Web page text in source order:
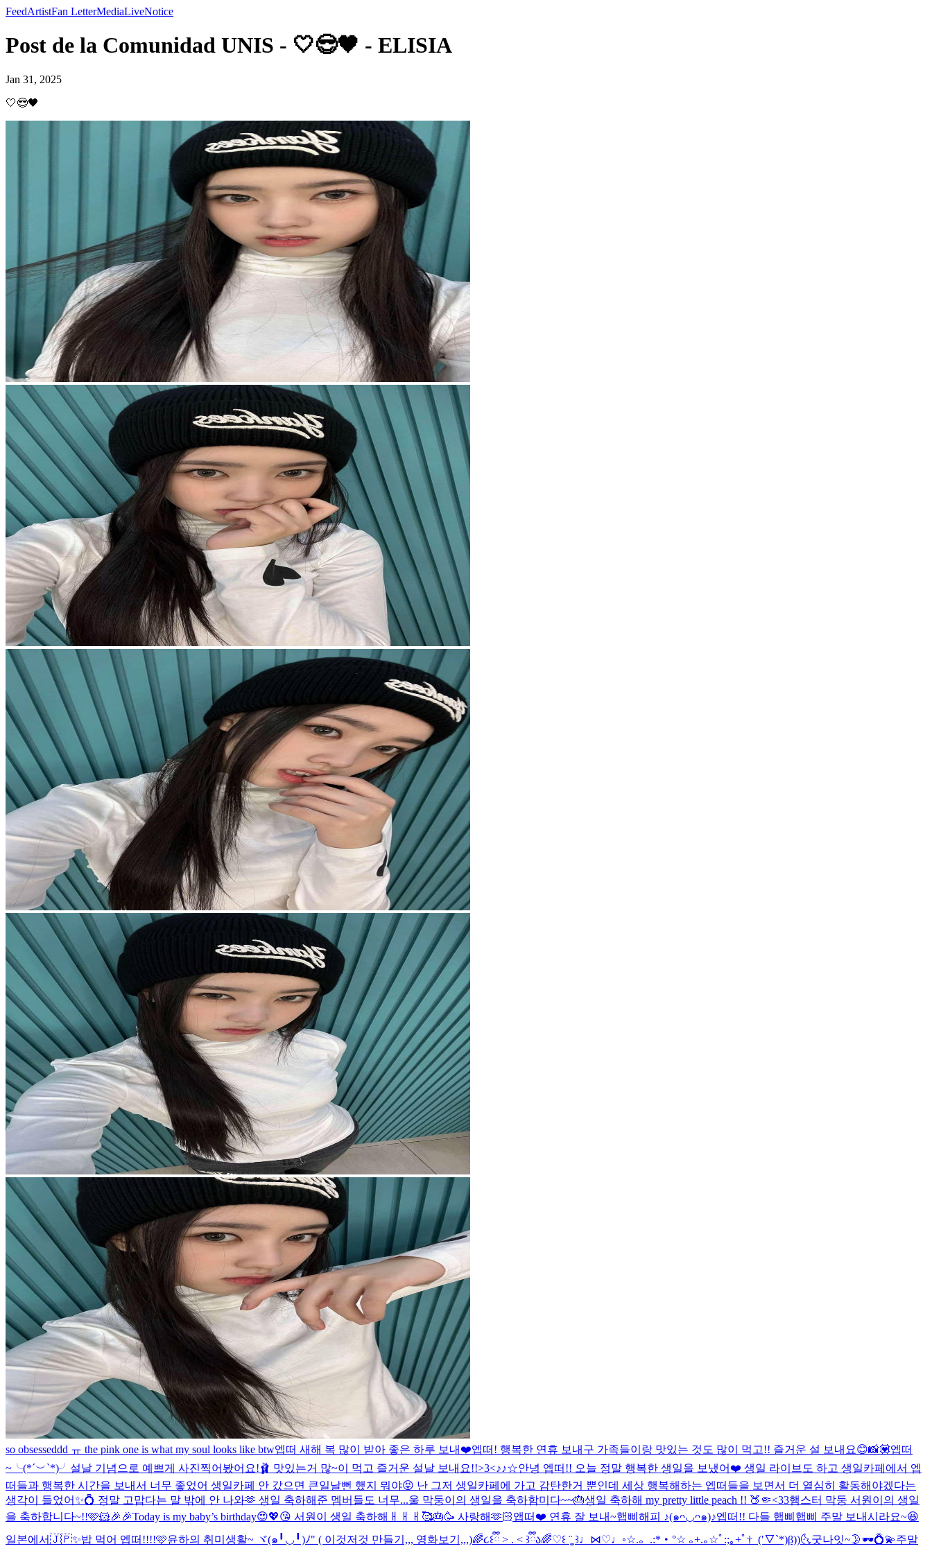
FeedArtistFan LetterMediaLiveNotice
Post de la Comunidad UNIS - 🤍😎🖤 - ELISIA
Jan 31, 2025
🤍😎🖤
so obsesseddd ㅠ the pink one is what my soul looks like btw엡떠 새해 복 많이 받아 좋은 하루 보내❤️엡떠! 행복한 연휴 보내구 가족들이랑 맛있는 것도 많이 먹고!! 즐거운 설 보내요😊📸💟엡떠
~╰(*´︶`*)╯설날 기념으로 예쁘게 사진찍어봤어요!🩰 맛있는거 많~이 먹고 즐거운 설날 보내요!!>3<♪♪☆안녕 엡떠!! 오늘 정말 행복한 생일을 보냈어❤️ 생일 라이브도 하고 생일카페에서 엡
떠들과 행복한 시간을 보내서 너무 좋었어 생일카페 안 갔으면 큰일날뻔 했지 뭐야😝 난 그저 생일카페에 가고 감탄한거 뿐인데 세상 행복해하는 엡떠들을 보면서 더 열심히 활동해야겠다는
생각이 들었어✨💍 정말 고맙다는 말 밖에 안 나와🫶 생일 축하해준 멤버들도 너무...울 막둥이의 생일을 축하함미다~~🎂생일 축하해 my pretty little peach !! 🍑🤏<33햄스터 막둥 서원이의 생일
을 축하합니다~!!🩷🐹🎉🎉Today is my baby’s birthday😍💖😘 서원이 생일 축하해ㅐㅐㅐ🥰🎂🥳 사랑해🫶🏻앱떠❤️ 연휴 잘 보내~햅삐해피 ♪(๑ᴖ◡ᴖ๑)♪엡떠!! 다들 햅삐햅삐 주말 보내시라요~😆
일본에서🇯🇵✨밥 먹어 엡떠!!!!🩷윤하의 취미생활~ ヾ(๑╹◡╹)ﾉ" ( 이것저것 만들기,,, 영화보기,,,)🌈૮꒰ྀི > . < ꒱ྀིა🌈♡꒰ ¨̮͚ ꒱♩⋈♡♩◦☆.。.:*・°☆ ｡+.｡☆ﾟ:;｡+ﾟ†_(′▽`*)β))🌜굿나잇~🌛🕶️💍💫주말